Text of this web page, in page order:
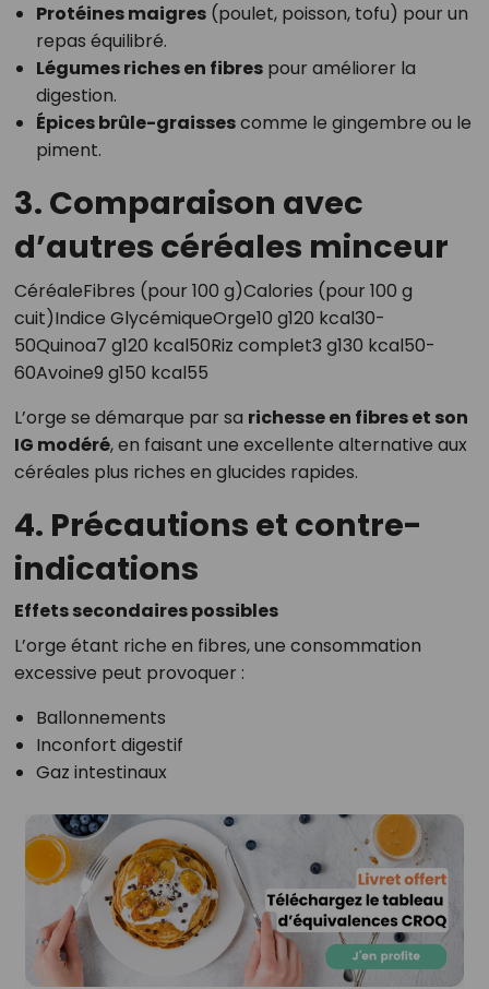
Protéines maigres(poulet, poisson, tofu) pour un
repas équilibré.
Légumes riches en fibrespour améliorer la
digestion.
Épices brûle-graissescomme le gingembre ou le
piment.
3. Comparaison avec
d’autres céréales minceur
CéréaleFibres (pour 100 g)Calories (pour 100 g
cuit)Indice GlycémiqueOrge10 g120 kcal30-
50Quinoa7 g120 kcal50Riz complet3 g130 kcal50-
60Avoine9 g150 kcal55
L’orge se démarque par sa richesse en fibres et son
IG modéré, en faisant une excellente alternative aux
céréales plus riches en glucides rapides.
4. Précautions et contre-
indications
Effets secondaires possibles
L’orge étant riche en fibres, une consommation
excessive peut provoquer :
Ballonnements
Inconfort digestif
Gaz intestinaux